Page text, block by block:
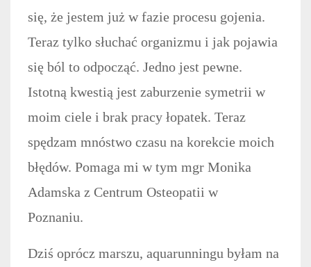
się, że jestem już w fazie procesu gojenia.
Teraz tylko słuchać organizmu i jak pojawia
się ból to odpocząć. Jedno jest pewne.
Istotną kwestią jest zaburzenie symetrii w
moim ciele i brak pracy łopatek. Teraz
spędzam mnóstwo czasu na korekcie moich
błędów. Pomaga mi w tym mgr Monika
Adamska z Centrum Osteopatii w
Poznaniu.
Dziś oprócz marszu, aquarunningu byłam na